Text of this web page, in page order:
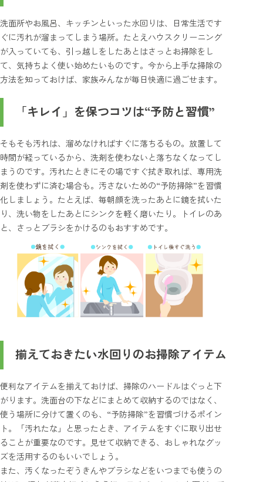
洗面所やお風呂、キッチンといった水回りは、日常生活です
ぐに汚れが溜まってしまう場所。たとえハウスクリーニング
が入っていても、引っ越しをしたあとはさっとお掃除をし
て、気持ちよく使い始めたいものです。今から上手な掃除の
方法を知っておけば、家族みんなが毎日快適に過ごせます。
「キレイ」を保つコツは“予防と習慣”
そもそも汚れは、溜めなければすぐに落ちるもの。放置して
時間が経っているから、洗剤を使わないと落ちなくなってし
まうのです。汚れたときにその場ですぐ拭き取れば、専用洗
剤を使わずに済む場合も。汚さないための“予防掃除”を習慣
化しましょう。たとえば、毎朝顔を洗ったあとに鏡を拭いた
り、洗い物をしたあとにシンクを軽く磨いたり。トイレのあ
と、さっとブラシをかけるのもおすすめです。
揃えておきたい水回りのお掃除アイテム
便利なアイテムを揃えておけば、掃除のハードルはぐっと下
がります。洗面台の下などにまとめて収納するのではなく、
使う場所に分けて置くのも、“予防掃除”を習慣づけるポイン
ト。「汚れたな」と思ったとき、アイテムをすぐに取り出せ
ることが重要なのです。見せて収納できる、おしゃれなグッ
ズを活用するのもいいでしょう。
また、汚くなったぞうきんやブラシなどをいつまでも使うの